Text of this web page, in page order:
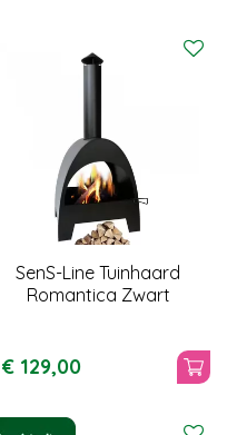
SenS-Line Tuinhaard
Romantica Zwart
€ 129,00